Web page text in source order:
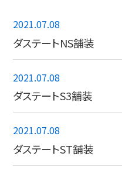
2021.07.08
ダステートNS舗装
2021.07.08
ダステートS3舗装
2021.07.08
ダステートST舗装